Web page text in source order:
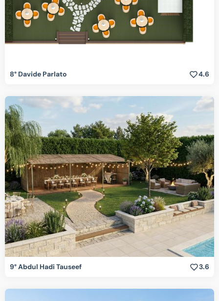
8° Davide Parlato 4.6
9° Abdul Hadi Tauseef 3.6